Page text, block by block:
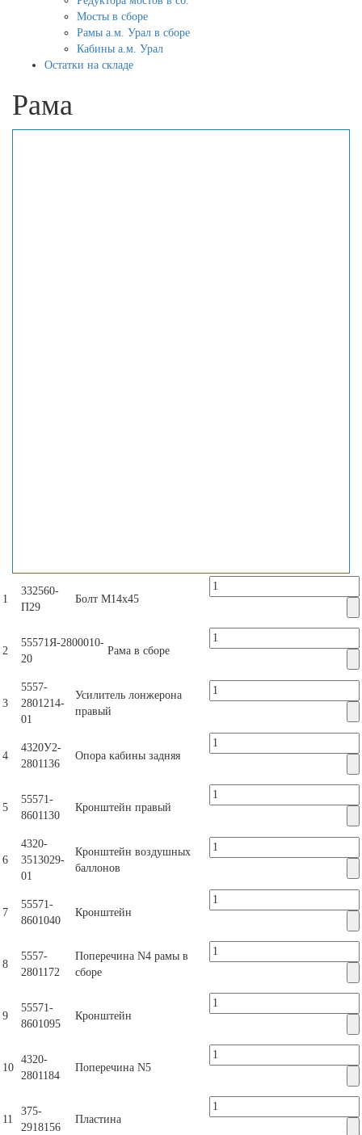
Мосты в сборе
Рамы а.м. Урал в сборе
Кабины а.м. Урал
Остатки на складе
Рама
1
332560-
П29
Болт М14х45
2
55571Я-2800010-
20
Рама в сборе
3
5557-
2801214-
01
Усилитель лонжерона
правый
4
4320У2-
2801136
Опора кабины задняя
5
55571-
8601130
Кронштейн правый
6
4320-
3513029-
01
Кронштейн воздушных
баллонов
7
55571-
8601040
Кронштейн
8
5557-
2801172
Поперечина N4 рамы в
сборе
9
55571-
8601095
Кронштейн
10
4320-
2801184
Поперечина N5
11
375-
2918156
Пластина